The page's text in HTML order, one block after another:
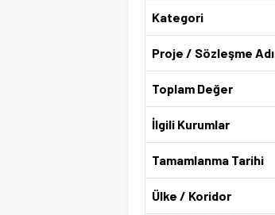
Kategori
Proje / Sözleşme Adı
Toplam Değer
İlgili Kurumlar
Tamamlanma Tarihi
Ülke / Koridor